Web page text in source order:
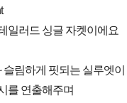
일러드 싱글 자켓이에요
림하게 핏되는 실루엣이
를 연출해주며